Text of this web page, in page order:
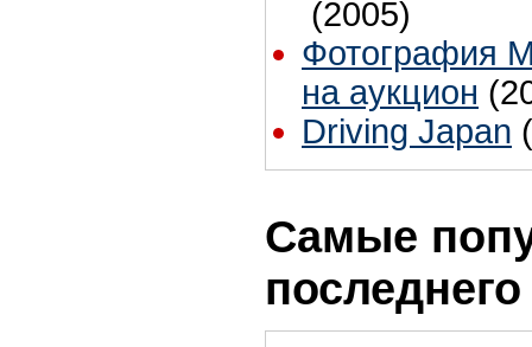
(2005)
Фотография
на аукцион
Driving Japan
Самые